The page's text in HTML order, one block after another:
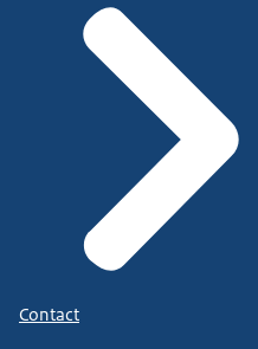
Contact